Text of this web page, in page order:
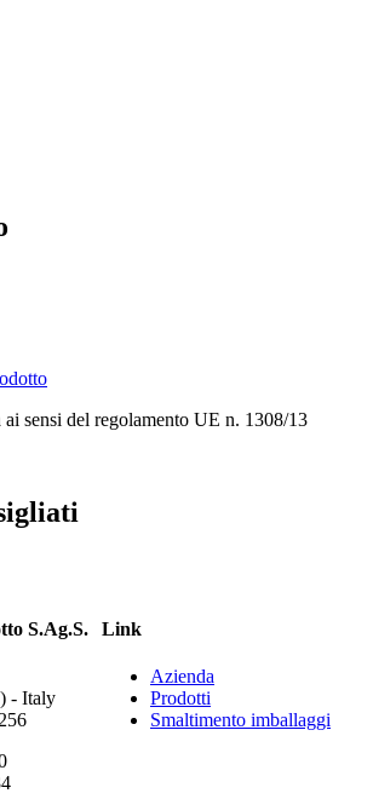
ai sensi del regolamento UE n. 1308/13
S.Ag.S.
- Italy
Link
Azienda
Prodotti
Smaltimento imballaggi